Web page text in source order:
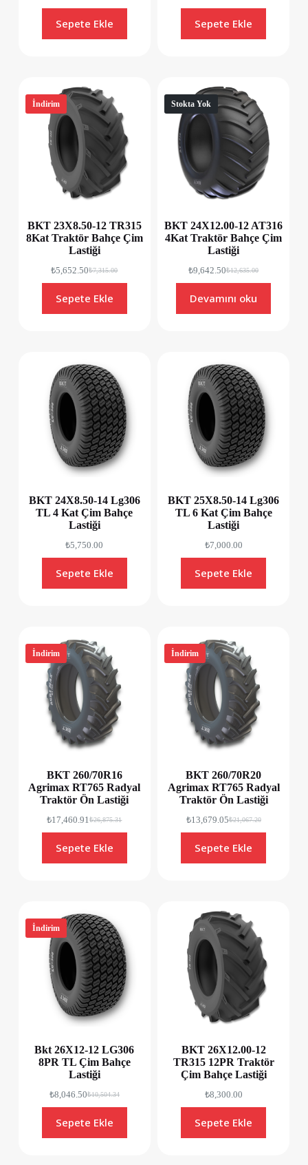
Sepete Ekle Sepete Ekle
İndirim
BKT 23X8.50-12 TR315
8Kat Traktör Bahçe Çim
Lastiği
₺7,315.00
₺5,652.50
Sepete Ekle
Stokta Yok
BKT 24X12.00-12 AT316
4Kat Traktör Bahçe Çim
Lastiği
₺12,635.00
₺9,642.50
Devamını oku
BKT 24X8.50-14 Lg306
TL 4 Kat Çim Bahçe
Lastiği
₺5,750.00
Sepete Ekle
BKT 25X8.50-14 Lg306
TL 6 Kat Çim Bahçe
Lastiği
₺7,000.00
Sepete Ekle
İndirim
BKT 260/70R16
Agrimax RT765 Radyal
Traktör Ön Lastiği
₺26,875.31
₺17,460.91
Sepete Ekle
İndirim
BKT 260/70R20
Agrimax RT765 Radyal
Traktör Ön Lastiği
₺21,067.20
₺13,679.05
Sepete Ekle
İndirim
Bkt 26X12-12 LG306
8PR TL Çim Bahçe
Lastiği
₺10,504.34
₺8,046.50
Sepete Ekle
BKT 26X12.00-12
TR315 12PR Traktör
Çim Bahçe Lastiği
₺8,300.00
Sepete Ekle